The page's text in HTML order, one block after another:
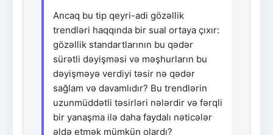
Ancaq bu tip qeyri-adi gözəllik
trendləri haqqında bir sual ortaya çıxır:
gözəllik standartlarının bu qədər
sürətli dəyişməsi və məşhurların bu
dəyişməyə verdiyi təsir nə qədər
sağlam və davamlıdır? Bu trendlərin
uzunmüddətli təsirləri nələrdir və fərqli
bir yanaşma ilə daha faydalı nəticələr
əldə etmək mümkün olardı?